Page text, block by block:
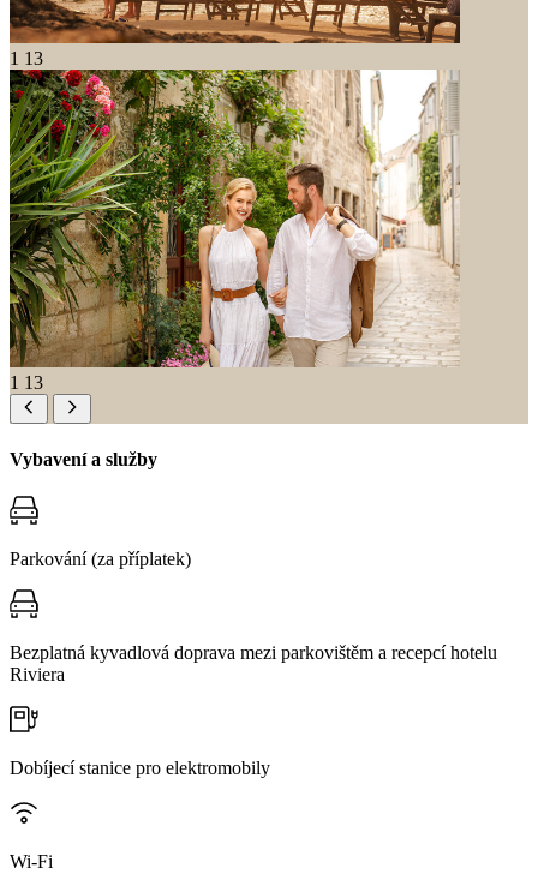
1 13
1 13
Vybavení a služby
Parkování (za příplatek)
Bezplatná kyvadlová doprava mezi parkovištěm a recepcí hotelu
Riviera
Dobíjecí stanice pro elektromobily
Wi-Fi